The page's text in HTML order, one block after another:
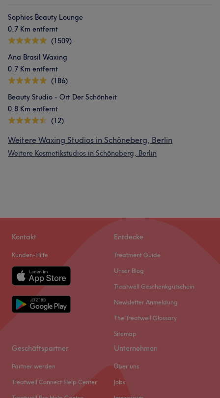
Sophies Beauty Lounge
0,7 Km entfernt
(1509)
Ana Brasil Waxing
0,7 Km entfernt
(186)
Beauty Studio - Ort Der Schönheit
0,8 Km entfernt
(12)
Weitere Waxing Studios in Schöneberg, Berlin
Weitere Kosmetikstudios in Schöneberg, Berlin
Kontakt
Kunden-Hilfe
Entdecke
Treatment Guide
Unser Blog
Treatwell Geschenkgutschein
Newsletter Anmeldung
The Treatwell Glossary
Sitemap
Geschäftspartner
Partner werden
Treatwell Connect Help Center
Unternehmen
Über uns
Jobs